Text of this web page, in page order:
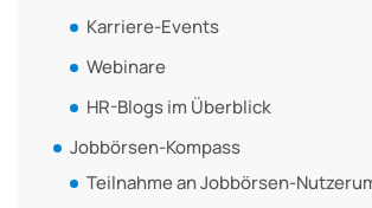
Karriere-Events
Webinare
HR-Blogs im Überblick
Jobbörsen-Kompass
Teilnahme an Jobbörsen-